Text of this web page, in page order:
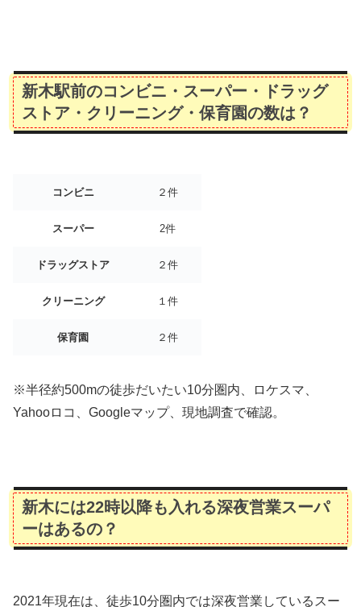
新木駅前のコンビニ・スーパー・ドラッグ
ストア・クリーニング・保育園の数は？
コンビニ ２件
スーパー 2件
ドラッグストア ２件
クリーニング １件
保育園 ２件
※半径約500mの徒歩だいたい10分圏内、ロケスマ、
Yahooロコ、Googleマップ、現地調査で確認。
新木には22時以降も入れる深夜営業スーパ
ーはあるの？
2021年現在は、徒歩10分圏内では深夜営業しているスー